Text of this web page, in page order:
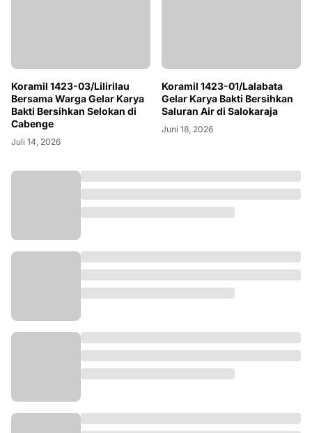
Koramil 1423-03/Lilirilau
Bersama Warga Gelar Karya
Bakti Bersihkan Selokan di
Cabenge
Juli 14, 2026
Koramil 1423-01/Lalabata
Gelar Karya Bakti Bersihkan
Saluran Air di Salokaraja
Juni 18, 2026